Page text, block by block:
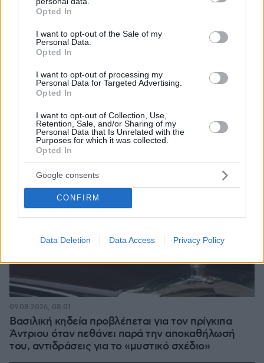
grant or deny consent to Google and its third-party tags to
use your data for below specified purposes in below Google
consent section.
Opted In
I want to opt-out of the Sale of my
Personal Data.
Opted In
I want to opt-out of processing my
Personal Data for Targeted Advertising.
Opted In
I want to opt-out of Collection, Use,
Retention, Sale, and/or Sharing of my
Personal Data that Is Unrelated with the
Purposes for which it was collected.
Opted In
Google consents
CONFIRM
Data Deletion Data Access Privacy Policy
όταν πνίγηκε ο 4χρονος, έρευνα για την άδεια της
πισίνας: Το χρονικό της τραγωδίας
Βασιλική κηδεία προβλέπεται για τον πρίγκιπα
Άντριου όταν πεθάνει παρά την αποκαθήλωσή
του, αντιδράσεις για το «μυστικό σχέδιο»
09.08.2026, 08:01